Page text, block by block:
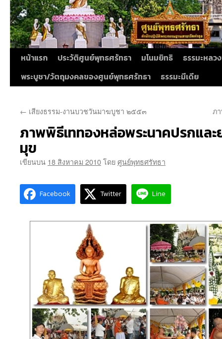
หน้าแรก ประวัติศูนย์พุทธศรัทธา มโนมยิทธิ
ธรรมะหลว
พระบูชา/วัตถุมงคลของศูนย์พุทธศรัทธา
ธรรมะมีเดีย
← เสียงธรรม-งานบวชวันมาฆบูชา ๒๕๕๓ ภ
ภาพพิธีเททองหล่อพระนาคปรกแ
มุข
เขียนบน 18 สิงหาคม 2010โดยศูนย์พุทธศรัทธา
Facebook Twitter Line